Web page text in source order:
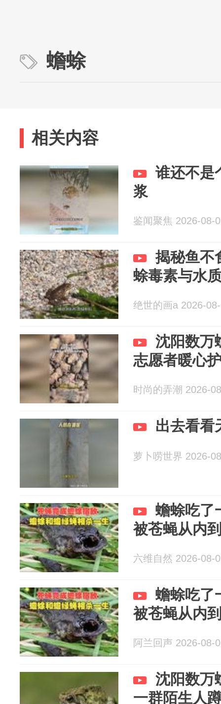
蟾蜍
相关内容
谁还不是
浆
鉴闻聚焦 2026-08-
揭秘鱼不
蜍毒素与水
绝世的画a 2026-
沈阳数万
志愿者暖心
时尚的弄潮 2026-
出去看看
萝卜唠世界 2026-
蟾蜍吃了
被苍蝇从内
六维自然 2026-08-
蟾蜍吃了
被苍蝇从内
阿兰回声 2026-08-
沈阳数万
一群陌生人